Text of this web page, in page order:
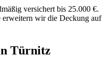
versichert bis 25.000 €.
erweitern wir die Deckung auf
Türnitz